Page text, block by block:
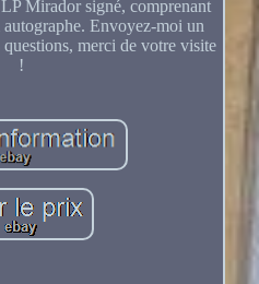
Mirador signé, comprenant
Envoyez-moi un
questions, merci de votre visite
!